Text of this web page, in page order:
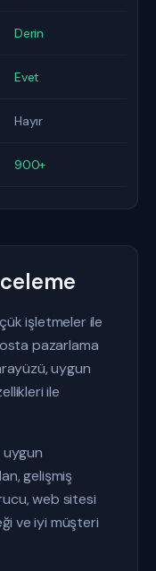
Derin
Evet
Hayır
900+
işletmeler ile
pazarlama
uygun
ile
uygun
gelişmiş
web sitesi
ve iyi müşteri